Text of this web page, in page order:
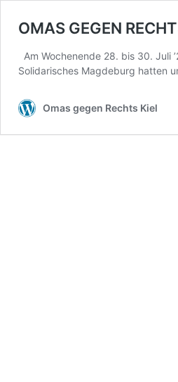
OMAS GEGEN
Am Wochenende 28. bis 30. Juli
Solidarisches Magdeburg hatten
Omas gegen Rechts Kiel